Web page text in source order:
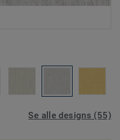
Se alle designs (55)